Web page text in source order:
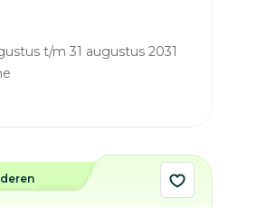
t/m 31 augustus 2031